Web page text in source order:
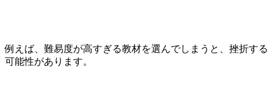
例えば、難易度が高すぎる教材を選んでしまうと、挫折する
可能性があります。